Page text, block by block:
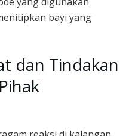
bayi yang
dan Tindakan